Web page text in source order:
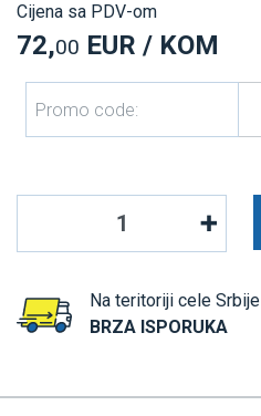
Cijena sa PDV-om
72,00 EUR / KOM
Na teritoriji cele Srbije
BRZA ISPORUKA